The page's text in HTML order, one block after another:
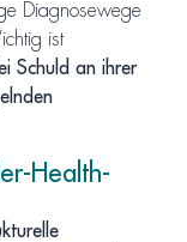
Diagnosewege
ist
Schuld an ihrer
Health-